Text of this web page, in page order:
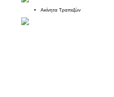
Ακίνητα Τραπεζών